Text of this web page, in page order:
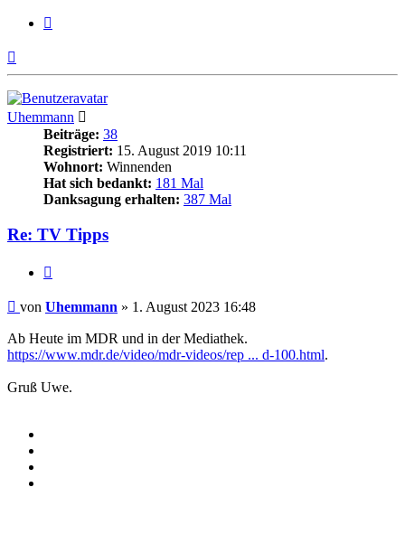
Uhemmann
Beiträge: 38
Registriert: 15. August 2019 10:11
Wohnort: Winnenden
Hat sich bedankt: 181 Mal
Danksagung erhalten: 387 Mal
Re: TV Tipps
Beitrag
von Uhemmann » 1. August 2023 16:48
Ab Heute im MDR und in der Mediathek.
https://www.mdr.de/video/mdr-videos/rep ... d-100.html.
Gruß Uwe.